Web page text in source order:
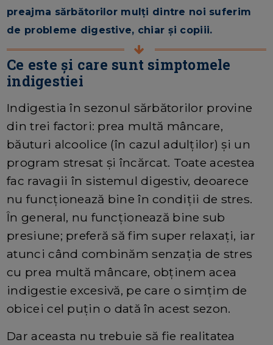
preajma sărbătorilor mulți dintre noi suferim
de probleme digestive, chiar și copiii.
Ce este și care sunt simptomele
indigestiei
Indigestia în sezonul sărbătorilor provine
din trei factori: prea multă mâncare,
băuturi alcoolice (în cazul adulților) și un
program stresat și încărcat. Toate acestea
fac ravagii în sistemul digestiv, deoarece
nu funcționează bine în condiții de stres.
În general, nu funcționează bine sub
presiune; preferă să fim super relaxați, iar
atunci când combinăm senzația de stres
cu prea multă mâncare, obținem acea
indigestie excesivă, pe care o simțim de
obicei cel puțin o dată în acest sezon.
Dar aceasta nu trebuie să fie realitatea